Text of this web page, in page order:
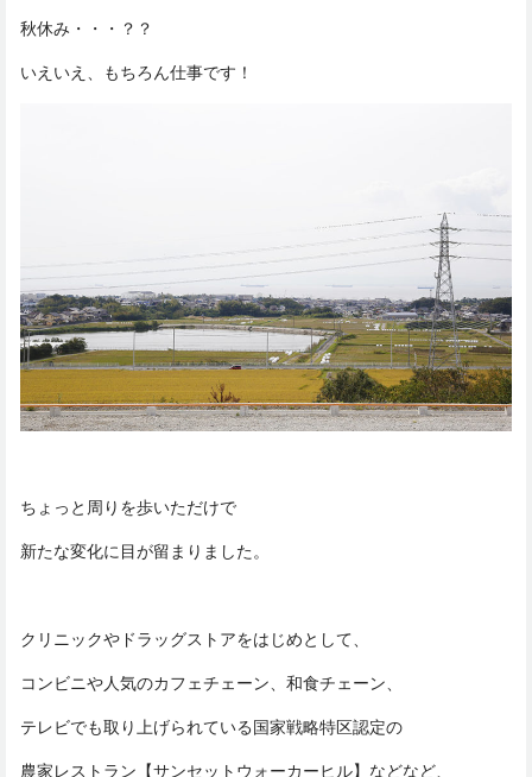
秋休み・・・？？
いえいえ、もちろん仕事です！
ちょっと周りを歩いただけで
新たな変化に目が留まりました。
クリニックやドラッグストアをはじめとして、
コンビニや人気のカフェチェーン、和食チェーン、
テレビでも取り上げられている国家戦略特区認定の
農家レストラン【サンセットウォーカーヒル】などなど、